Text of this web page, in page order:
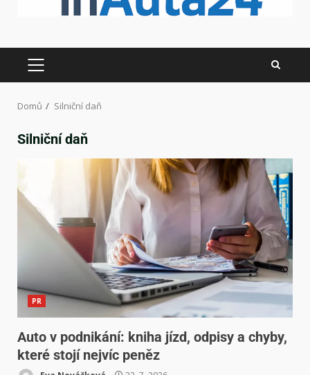
Domů Silniční daň
Silniční daň
PR
Auto v podnikání: kniha jízd, odpisy a chyby,
které stojí nejvíc peněz